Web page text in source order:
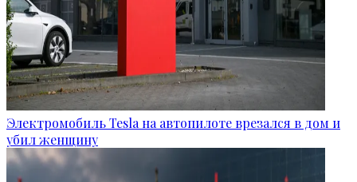
Электромобиль Tesla на автопилоте врезался в дом и
убил женщину